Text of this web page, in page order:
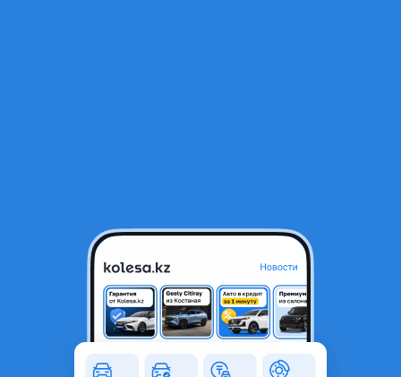
Honda Odyssey 2001 года